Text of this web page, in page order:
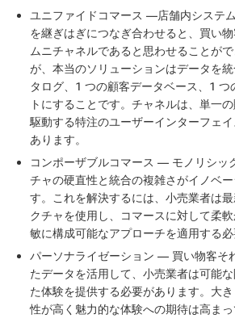
ユニファイドコマース —店舗内システ
を継ぎはぎにつなぎ合わせると、買い
ムニチャネルであると思わせることが
が、本当のソリューションはデータを
タログ、1 つの顧客データベース、1 つ
トにすることです。チャネルは、単一
駆動する特注のユーザーインターフェ
あります。
コンポーザブルコマース — モノリシッ
チャの硬直性と統合の複雑さがイノベ
す。これを解決するには、小売業者は
クチャを使用し、コマースに対して柔
敏に構成可能なアプローチを適用する必
パーソナライゼーション — 買い物客そ
たデータを活用して、小売業者は可能
た体験を提供する必要があります。大
性が高く魅力的な体験への期待は高まっ